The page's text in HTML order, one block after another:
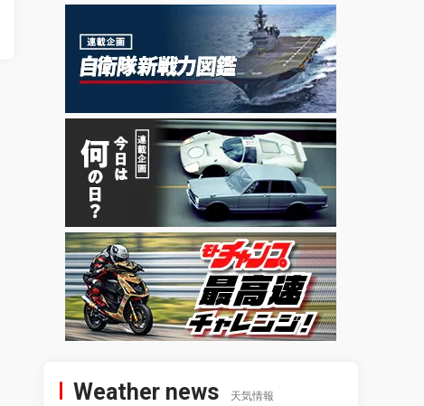
Weather news 天気情報